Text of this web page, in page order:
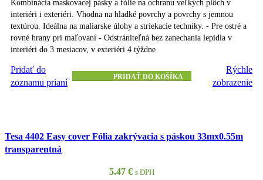
Kombinácia maskovacej pásky a fólie na ochranu veľkých plôch v
interiéri i exteriéri. Vhodna na hladké povrchy a povrchy s jemnou
textúrou. Ideálna na maliarske úlohy a striekacie techniky. - Pre ostré a
rovné hrany pri maľovaní - Odstrániteľná bez zanechania lepidla v
interiéri do 3 mesiacov, v exteriéri 4 týždne
Pridať do
zoznamu prianí
PRIDAŤ DO KOŠÍKA
Rýchle
zobrazenie
Tesa 4402 Easy cover Fólia zakrývacia s páskou 33mx0.55m
transparentná
5.47 € s DPH